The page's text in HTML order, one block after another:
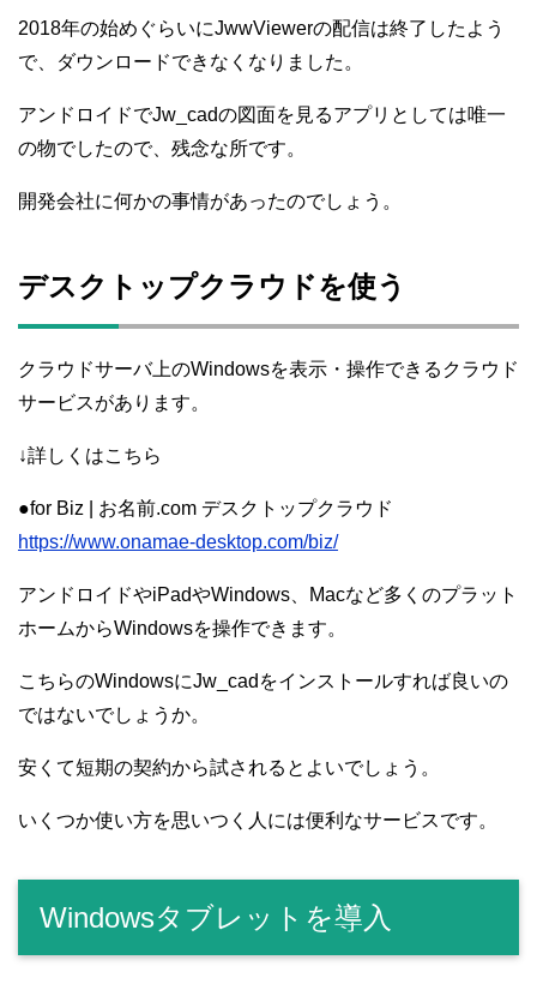
2018年の始めぐらいにJwwViewerの配信は終了したよう
で、ダウンロードできなくなりました。
アンドロイドでJw_cadの図面を見るアプリとしては唯一
の物でしたので、残念な所です。
開発会社に何かの事情があったのでしょう。
デスクトップクラウドを使う
クラウドサーバ上のWindowsを表示・操作できるクラウド
サービスがあります。
↓詳しくはこちら
●for Biz | お名前.com デスクトップクラウド
https://www.onamae-desktop.com/biz/
アンドロイドやiPadやWindows、Macなど多くのプラット
ホームからWindowsを操作できます。
こちらのWindowsにJw_cadをインストールすれば良いの
ではないでしょうか。
安くて短期の契約から試されるとよいでしょう。
いくつか使い方を思いつく人には便利なサービスです。
Windowsタブレットを導入